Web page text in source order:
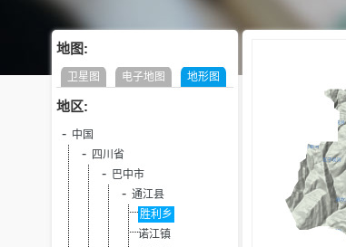
地图:
卫星图 电子地图 地形图
地区:
中国
四川省
巴中市
通江县
胜利乡
诺江镇